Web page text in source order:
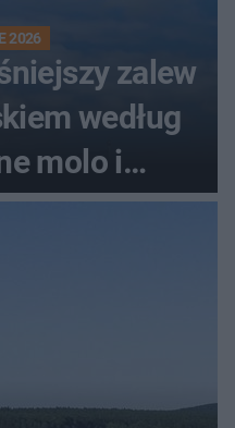
2026
zalew
według
molo i